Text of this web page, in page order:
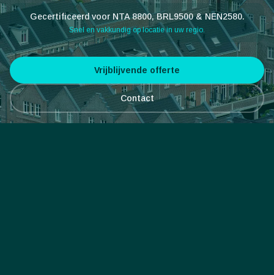
Gecertificeerd voor NTA 8800, BRL9500 & NEN2580.
Snel en vakkundig op locatie in uw regio.
Vrijblijvende offerte
Contact